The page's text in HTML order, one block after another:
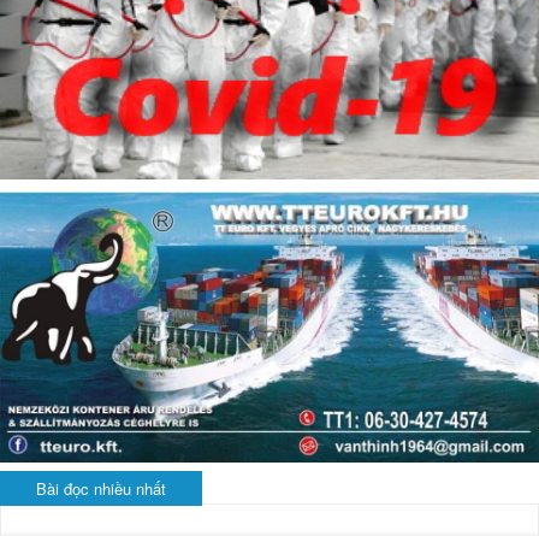
Bài đọc nhiều nhất